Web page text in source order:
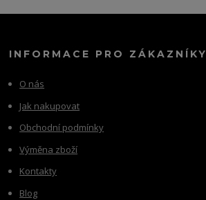
INFORMACE PRO ZÁKAZNÍKY
O nás
Jak nakupovat
Obchodní podmínky
Výměna zboží
Kontakty
Blog